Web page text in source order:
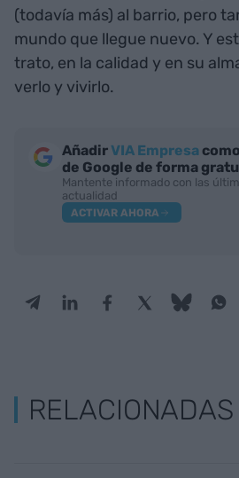
(todavía más) al barrio, pero
mundo que llegue nuevo. Y
trato, en la calidad y en su
verlo y vivirlo.
AñadirVIA Empresa
de Google de forma
Mantente informado con las
actualidad
ACTIVAR AHORA
RELACIONADAS